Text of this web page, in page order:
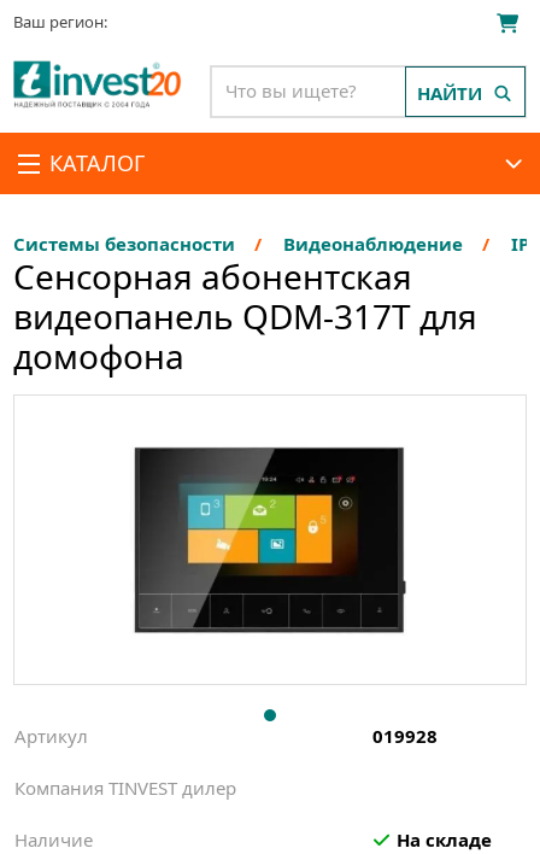
Ваш регион:
КАТАЛОГ
НАЙТИ
Системы безопасности Видеонаблюдение
Сенсорная абонентская
видеопанель QDM-317T для
домофона
Артикул 019928
Компания TINVEST дилер
Наличие На складе